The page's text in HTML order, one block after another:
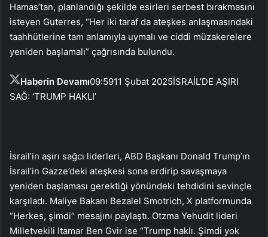
Hamas’tan, planlandığı şekilde esirleri serbest bırakmasını
isteyen Guterres, “Her iki taraf da ateşkes anlaşmasındaki
taahhütlerine tam anlamıyla uymalı ve ciddi müzakerelere
yeniden başlamalı” çağrısında bulundu.
Haberin Devamı09:5911 Şubat 2025İSRAİL’DE AŞIRI
SAĞ: ‘TRUMP HAKLI’
İsrail’in aşırı sağcı liderleri, ABD Başkanı Donald Trump’ın
İsrail’in Gazze’deki ateşkesi sona erdirip savaşmaya
yeniden başlaması gerektiği yönündeki tehdidini sevinçle
karşıladı. Maliye Bakanı Bezalel Smotrich, X platformunda
“Herkes, şimdi” mesajını paylaştı. Otzma Yehudit lideri
Milletvekili Itamar Ben Gvir ise “Trump haklı. Şimdi yok